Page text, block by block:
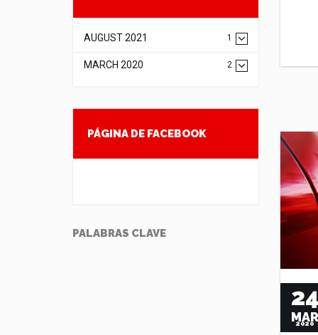
AUGUST 2021 1
MARCH 2020 2
PÁGINA DE FACEBOOK
PALABRAS CLAVE
MAR
2020